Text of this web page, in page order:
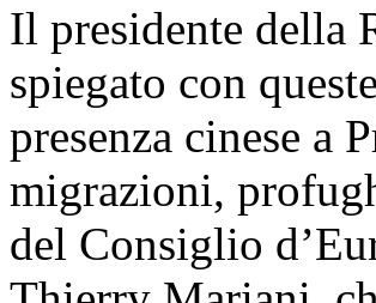
Il presidente della
spiegato con
presenza cinese a
migrazioni,
del Consiglio